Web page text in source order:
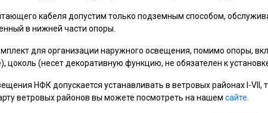
кабеля допустим только подземным способом,
в нижней части опоры.
для организации наружного освещения, помимо опоры,
цоколь (несет декоративную функцию, не обязателен к
НФК допускается устанавливать в ветровых районах I-VII,
ветровых районов вы можете посмотреть на нашем сайте.